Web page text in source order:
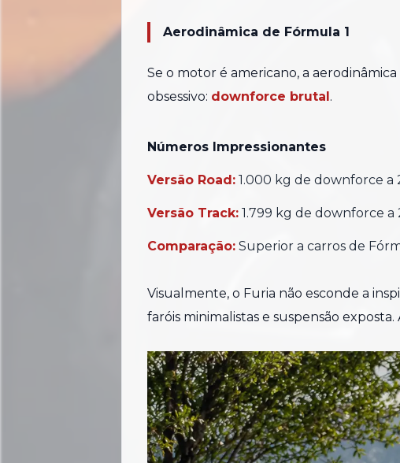
Aerodinâmica de Fórmula 1
Se o motor é americano, a
obsessivo: downforce brutal.
Números Impressionantes
Versão Road: 1.000 kg de downforce a
Versão Track: 1.799 kg de downforce a
Comparação: Superior a carros de
Visualmente, o Furia não esconde a
faróis minimalistas e suspensão